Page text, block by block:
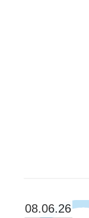
08.06.26